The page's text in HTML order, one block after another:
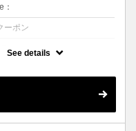
ーポン
パイラルの場合は別途＋3000
See details